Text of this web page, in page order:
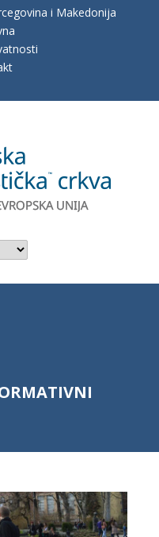
i Makedonija